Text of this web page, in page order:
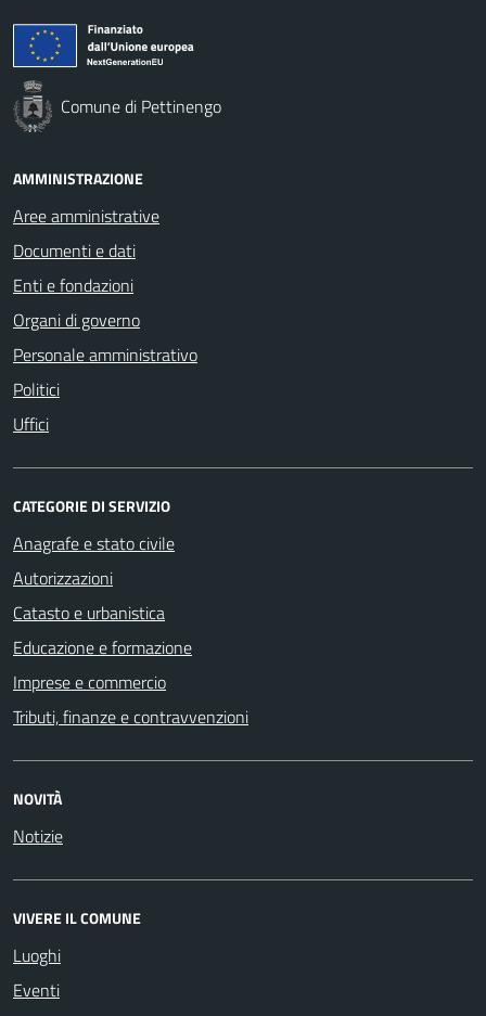
Comune di Pettinengo
AMMINISTRAZIONE
Aree amministrative
Documenti e dati
Enti e fondazioni
Organi di governo
Personale amministrativo
Politici
Uffici
CATEGORIE DI SERVIZIO
Anagrafe e stato civile
Autorizzazioni
Catasto e urbanistica
Educazione e formazione
Imprese e commercio
Tributi, finanze e contravvenzioni
NOVITÀ
Notizie
VIVERE IL COMUNE
Luoghi
Eventi